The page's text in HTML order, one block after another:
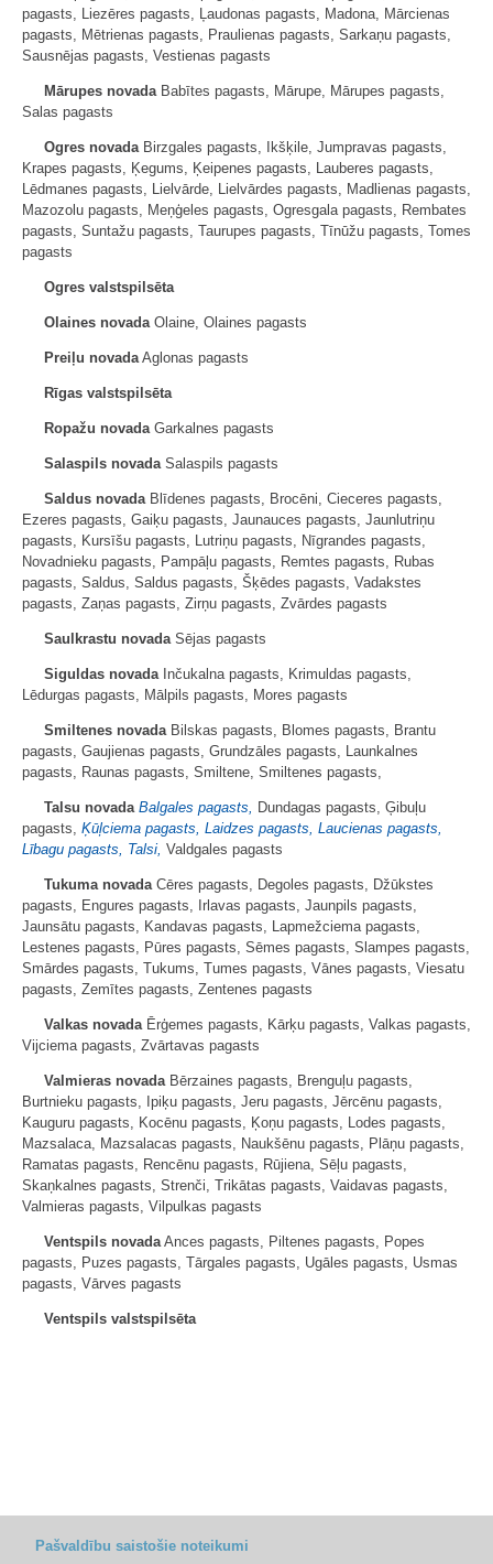
pagasts, Liezēres pagasts, Ļaudonas pagasts, Madona, Mārcienas
pagasts, Mētrienas pagasts, Praulienas pagasts, Sarkaņu pagasts,
Sausnējas pagasts, Vestienas pagasts
Mārupes novada Babītes pagasts, Mārupe, Mārupes pagasts,
Salas pagasts
Ogres novada Birzgales pagasts, Ikšķile, Jumpravas pagasts,
Krapes pagasts, Ķegums, Ķeipenes pagasts, Lauberes pagasts,
Lēdmanes pagasts, Lielvārde, Lielvārdes pagasts, Madlienas pagasts,
Mazozolu pagasts, Meņģeles pagasts, Ogresgala pagasts, Rembates
pagasts, Suntažu pagasts, Taurupes pagasts, Tīnūžu pagasts, Tomes
pagasts
Ogres valstspilsēta
Olaines novada Olaine, Olaines pagasts
Preiļu novada Aglonas pagasts
Rīgas valstspilsēta
Ropažu novada Garkalnes pagasts
Salaspils novada Salaspils pagasts
Saldus novada Blīdenes pagasts, Brocēni, Cieceres pagasts,
Ezeres pagasts, Gaiķu pagasts, Jaunauces pagasts, Jaunlutriņu
pagasts, Kursīšu pagasts, Lutriņu pagasts, Nīgrandes pagasts,
Novadnieku pagasts, Pampāļu pagasts, Remtes pagasts, Rubas
pagasts, Saldus, Saldus pagasts, Šķēdes pagasts, Vadakstes
pagasts, Zaņas pagasts, Zirņu pagasts, Zvārdes pagasts
Saulkrastu novada Sējas pagasts
Siguldas novada Inčukalna pagasts, Krimuldas pagasts,
Lēdurgas pagasts, Mālpils pagasts, Mores pagasts
Smiltenes novada Bilskas pagasts, Blomes pagasts, Brantu
pagasts, Gaujienas pagasts, Grundzāles pagasts, Launkalnes
pagasts, Raunas pagasts, Smiltene, Smiltenes pagasts,
Talsu novada Balgales pagasts,
Dundagas pagasts, Ģibuļu
pagasts, Ķūļciema pagasts, Laidzes pagasts, Laucienas pagasts,
Lībagu pagasts, Talsi, Valdgales pagasts
Tukuma novada Cēres pagasts, Degoles pagasts, Džūkstes
pagasts, Engures pagasts, Irlavas pagasts, Jaunpils pagasts,
Jaunsātu pagasts, Kandavas pagasts, Lapmežciema pagasts,
Lestenes pagasts, Pūres pagasts, Sēmes pagasts, Slampes pagasts,
Smārdes pagasts, Tukums, Tumes pagasts, Vānes pagasts, Viesatu
pagasts, Zemītes pagasts, Zentenes pagasts
Valkas novada Ērģemes pagasts, Kārķu pagasts, Valkas pagasts,
Vijciema pagasts, Zvārtavas pagasts
Valmieras novada Bērzaines pagasts, Brenguļu pagasts,
Burtnieku pagasts, Ipiķu pagasts, Jeru pagasts, Jērcēnu pagasts,
Kauguru pagasts, Kocēnu pagasts, Ķoņu pagasts, Lodes pagasts,
Mazsalaca, Mazsalacas pagasts, Naukšēnu pagasts, Plāņu pagasts,
Ramatas pagasts, Rencēnu pagasts, Rūjiena, Sēļu pagasts,
Skaņkalnes pagasts, Strenči, Trikātas pagasts, Vaidavas pagasts,
Valmieras pagasts, Vilpulkas pagasts
Ventspils novada Ances pagasts, Piltenes pagasts, Popes
pagasts, Puzes pagasts, Tārgales pagasts, Ugāles pagasts, Usmas
pagasts, Vārves pagasts
Ventspils valstspilsēta
Pašvaldību saistošie noteikumi